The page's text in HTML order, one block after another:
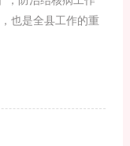
也是全县工作的重